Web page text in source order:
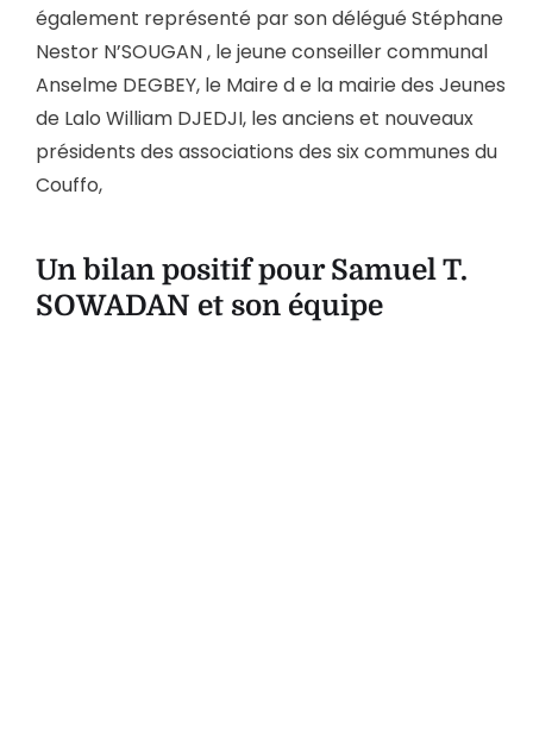
également représenté par son délégué Stéphane
Nestor N’SOUGAN , le jeune conseiller communal
Anselme DEGBEY, le Maire d e la mairie des Jeunes
de Lalo William DJEDJI, les anciens et nouveaux
présidents des associations des six communes du
Couffo,
Un bilan positif pour Samuel T.
SOWADAN et son équipe